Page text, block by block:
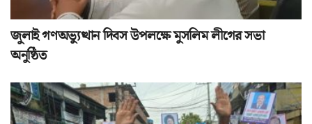
জুলাই গণঅভ্যুত্থান দিবস উপলক্ষে মুসলিম লীগের সভা
অনুষ্ঠিত